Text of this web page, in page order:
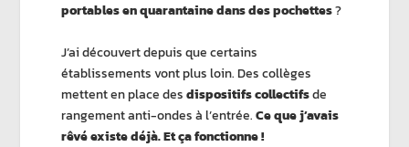
portables en quarantaine dans des pochettes?
J’ai découvert depuis que certains
établissements vont plus loin. Des collèges
mettent en place desdispositifs collectifsde
rangement anti-ondes à l’entrée.Ce que j’avais
rêvé existe déjà. Et ça fonctionne !